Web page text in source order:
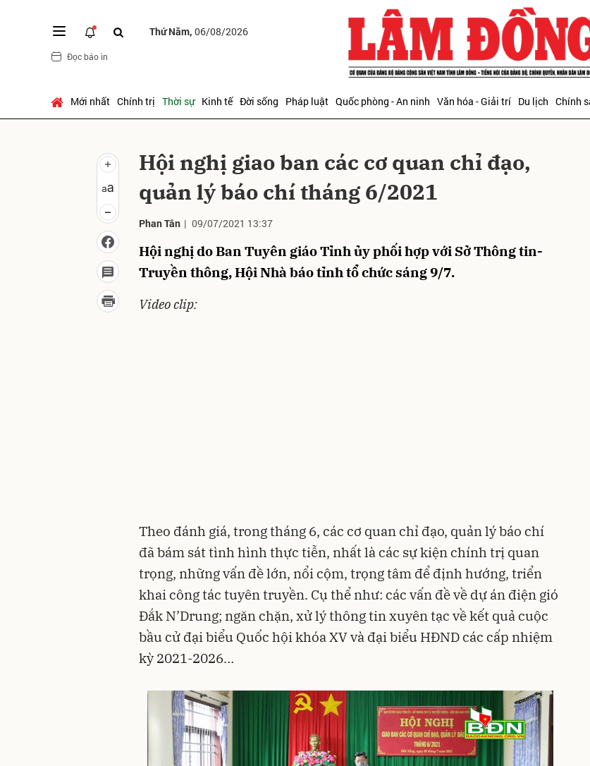
Thứ Năm, 06/08/2026
Đọc báo in
Mới nhất Chính trị Thời sự Kinh tế Đời sống Pháp luật Quốc phòng - An ninh Văn hóa - Giải trí Du lịch Chính
Hội nghị giao ban các cơ quan chỉ đạo,
quản lý báo chí tháng 6/2021
Phan Tân | 09/07/2021 13:37
Hội nghị do Ban Tuyên giáo Tỉnh ủy phối hợp với Sở Thông tin-
Truyền thông, Hội Nhà báo tỉnh tổ chức sáng 9/7.
Video clip:
Theo đánh giá, trong tháng 6, các cơ quan chỉ đạo, quản lý báo chí
đã bám sát tình hình thực tiễn, nhất là các sự kiện chính trị quan
trọng, những vấn đề lớn, nổi cộm, trọng tâm để định hướng, triển
khai công tác tuyên truyền. Cụ thể như: các vấn đề về dự án điện gió
Đắk N’Drung; ngăn chặn, xử lý thông tin xuyên tạc về kết quả cuộc
bầu cử đại biểu Quốc hội khóa XV và đại biểu HĐND các cấp nhiệm
kỳ 2021-2026…
Gửi bình luận